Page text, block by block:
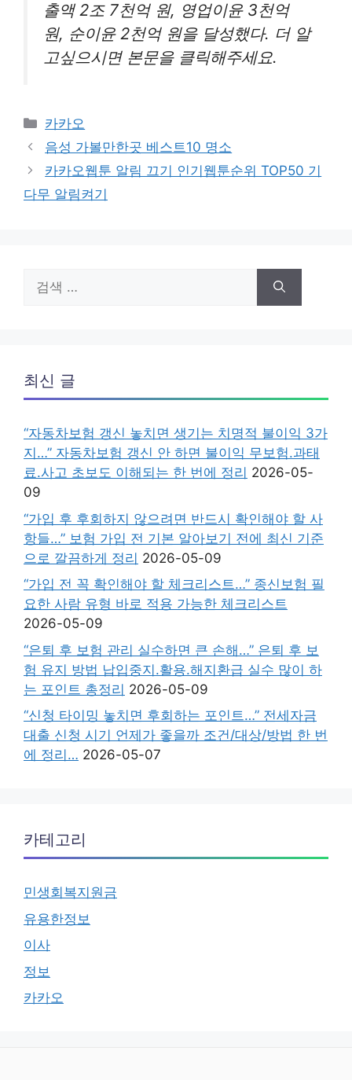
출액 2조 7천억 원, 영업이윤 3천억
원, 순이윤 2천억 원을 달성했다. 더 알
고싶으시면 본문을 클릭해주세요.
카
테
리
카카오
음성 가볼만한곳 베스트10 명소
카카오웹툰 알림 끄기 인기웹툰순위 TOP50 기
다무 알림켜기
색:
최신 글
“자동차보험 갱신 놓치면 생기는 치명적 불이익 3가
지…” 자동차보험 갱신 안 하면 불이익 무보험.과태
료.사고 초보도 이해되는 한 번에 정리 2026-05-
09
“가입 후 후회하지 않으려면 반드시 확인해야 할 사
항들…” 보험 가입 전 기본 알아보기 전에 최신 기준
으로 깔끔하게 정리 2026-05-09
“가입 전 꼭 확인해야 할 체크리스트…” 종신보험 필
요한 사람 유형 바로 적용 가능한 체크리스트
2026-05-09
“은퇴 후 보험 관리 실수하면 큰 손해…” 은퇴 후 보
험 유지 방법 납입중지.활용.해지환급 실수 많이 하
는 포인트 총정리 2026-05-09
“신청 타이밍 놓치면 후회하는 포인트…” 전세자금
대출 신청 시기 언제가 좋을까 조건/대상/방법 한 번
에 정리… 2026-05-07
카테고리
민생회복지원금
유용한정보
이사
정보
카카오